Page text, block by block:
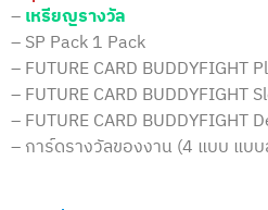
–เหรียญรางวัล
– SP Pack 1 Pack
– FUTURE CARD BUDDYFIGHT
– FUTURE CARD BUDDYFIGHT
– FUTURE CARD BUDDYFIGHT
– การ์ดรางวัลของงาน (4 แบบ แบ